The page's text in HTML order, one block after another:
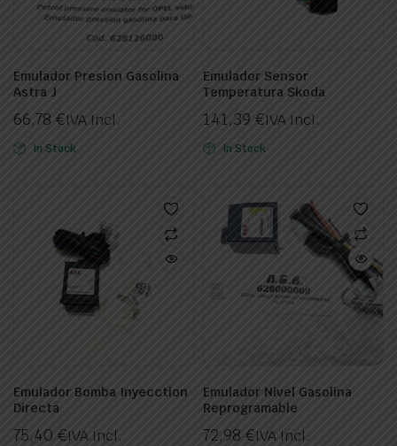
Emulador Presion Gasolina
Astra J
66,78 €IVA Incl.
In Stock
Emulador Sensor
Temperatura Skoda
141,39 €IVA Incl.
In Stock
Emulador Bomba Inyecction
Directa
75,40 €IVA Incl.
Emulador Nivel Gasolina
Reprogramable
72,98 €IVA Incl.